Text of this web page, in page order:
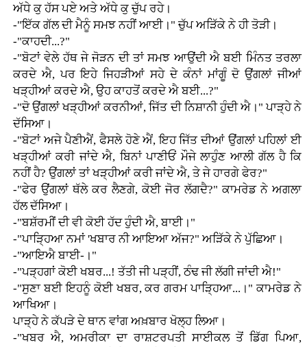
ਅੱਧੇ ਕੁ ਹੱਸ ਪਏ ਅਤੇ ਅੱਧੇ ਕੁ ਚੁੱਪ ਰਹੇ।
-"ਇੱਕ ਗੱਲ ਦੀ ਮੈਨੂੰ ਸਮਝ ਨਹੀਂ ਆਈ।" ਚੁੱਪ ਅੜਿੱਕੇ ਨੇ ਹੀ ਤੋੜੀ।
-"ਕਾਹਦੀ...?"
-"ਬੋਟਾਂ ਵੇਲੇ ਹੱਥ ਜੇ ਜੋੜਨ ਦੀ ਤਾਂ ਸਮਝ ਆਉਂਦੀ ਐ ਬਈ ਮਿੰਨਤ ਤਰਲਾ
ਕਰਦੇ ਐ, ਪਰ ਇਹੇ ਜਿਹੜੀਆਂ ਸਹੇ ਦੇ ਕੰਨਾਂ ਮਾਂਗੂੰ ਦੋ ਉਂਗਲਾਂ ਜੀਆਂ
ਖੜ੍ਹੀਆਂ ਕਰਦੇ ਐ, ਉਹ ਕਾਹਤੋਂ ਕਰਦੇ ਐ ਬਈ...?"
-"ਦੋ ਉਂਗਲਾਂ ਖੜ੍ਹੀਆਂ ਕਰਨੀਆਂ, ਜਿੱਤ ਦੀ ਨਿਸ਼ਾਨੀ ਹੁੰਦੀ ਐ।" ਪਾੜ੍ਹੇ ਨੇ
ਦੱਸਿਆ।
-"ਬੋਟਾਂ ਅਜੇ ਪੈਣੀਐਂ, ਫੈਸਲੇ ਹੋਣੇ ਐਂ, ਇਹ ਜਿੱਤ ਦੀਆਂ ਉਂਗਲਾਂ ਪਹਿਲਾਂ ਈ
ਖੜ੍ਹੀਆਂ ਕਰੀ ਜਾਂਦੇ ਐ, ਬਿਨਾਂ ਪਾਣੀਓਂ ਮੌਜੇ ਲਾਹੁੰਣ ਆਲੀ ਗੱਲ ਹੈ ਕਿ
ਨਹੀਂ ਹੈ? ਉਂਗਲਾਂ ਤਾਂ ਖੜ੍ਹੀਆਂ ਕਰੀ ਜਾਂਦੇ ਐ, ਤੇ ਜੇ ਹਾਰਗੇ ਫੇਰ?"
-"ਫੇਰ ਉਂਗਲਾਂ ਥੱਲੇ ਕਰ ਲੈਣਗੇ, ਕੋਈ ਜੋਰ ਲੱਗਦੈ?" ਕਾਮਰੇਡ ਨੇ ਅਗਲਾ
ਹੱਲ ਦੱਸਿਆ।
-"ਬਸ਼ੱਰਮੀਂ ਦੀ ਵੀ ਕੋਈ ਹੱਦ ਹੁੰਦੀ ਐ, ਬਾਈ।"
-"ਪਾੜ੍ਹਿਆ ਨਮਾਂ 'ਖਬਾਰ ਨੀ ਆਇਆ ਅੱਜ?" ਅੜਿੱਕੇ ਨੇ ਪੁੱਛਿਆ।
-"ਆਇਐ ਬਾਈ-।"
-"ਪੜ੍ਹਗਾਂ ਕੋਈ ਖਬਰ...! ਤੱਤੀ ਜੀ ਪੜ੍ਹੀਂ, ਠੰਢ ਜੀ ਲੱਗੀ ਜਾਂਦੀ ਐ!"
-"ਸੁਣਾ ਬਈ ਇਹਨੂੰ ਕੋਈ ਖਬਰ, ਕਰ ਗਰਮ ਪਾੜ੍ਹਿਆ...।" ਕਾਮਰੇਡ ਨੇ
ਆਖਿਆ।
ਪਾੜ੍ਹੇ ਨੇ ਕੱਪੜੇ ਦੇ ਥਾਨ ਵਾਂਗ ਅਖ਼ਬਾਰ ਖੋਲ੍ਹ ਲਿਆ।
-"ਖਬਰ ਐ, ਅਮਰੀਕਾ ਦਾ ਰਾਸ਼ਟਰਪਤੀ ਸਾਈਕਲ ਤੋਂ ਡਿੱਗ ਪਿਆ,